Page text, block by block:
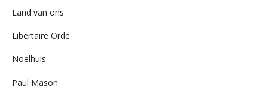
Land van ons
Libertaire Orde
Noelhuis
Paul Mason